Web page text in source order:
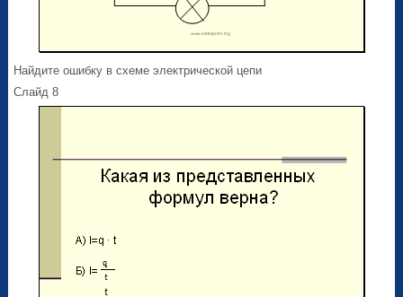
Найдите ошибку в схеме электрической цепи
Слайд 8